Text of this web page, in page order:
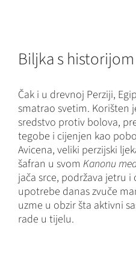
Biljka s historijom
Čak i u drevnoj Perziji,
smatrao svetim. Korišten
sredstvo protiv bolova,
tegobe i cijenjen kao
Avicena, veliki perzijski
šafran u svom Kanonu
jača srce, podržava jetru
upotrebe danas zvuče
uzme u obzir šta aktivni
rade u tijelu.